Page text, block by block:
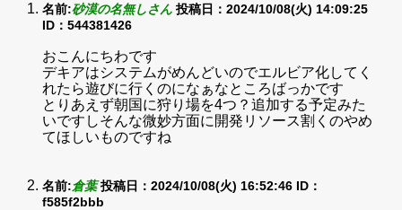
名前:砂漠の名無しさん 投稿日：2024/10/08(火) 14:09:25
ID：544381426
おこんにちわです
デキアはシステムがめんどいのでエルビア化してく
れたら遊びに行くのになぁなところばっかです
とりあえず朝国に狩り場を4つ？追加する予定みた
いですしそんな微妙方面に開発リソース割くのやめ
てほしいものですね
名前:倉葉 投稿日：2024/10/08(火) 16:52:46 ID：
f585f2bbb